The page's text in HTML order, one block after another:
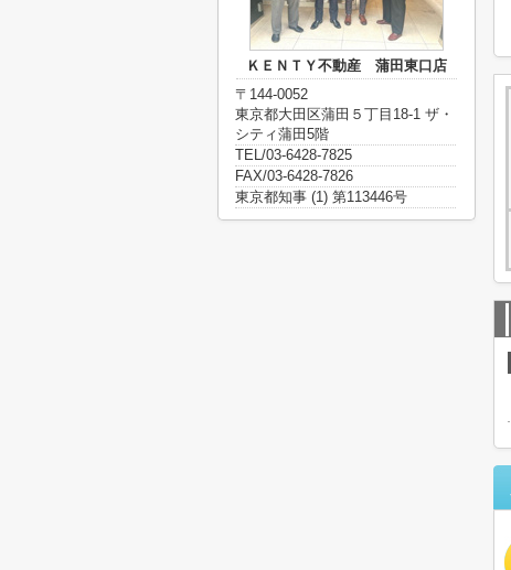
ＫＥＮＴＹ不動産 蒲田東口店
〒144-0052
東京都大田区蒲田５丁目18-1 ザ・
シティ蒲田5階
TEL/03-6428-7825
FAX/03-6428-7826
東京都知事 (1) 第113446号